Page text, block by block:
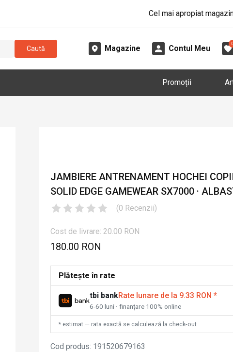
Cel mai apropiat
Caută Magazine Contul Meu
0
Promoții
JAMBIERE ANTRENAMENT HOCHEI
SOLID EDGE GAMEWEAR SX7000 ·
(0 Recenzii)
Cost de livrare: 20.00 RON
180.00 RON
Plătește în rate
tbi bankRate lunare de la 9.33 RON *
6-60 luni · finanțare 100% online
* estimat — rata exactă se calculează la check-out
Cod produs: 191520679163